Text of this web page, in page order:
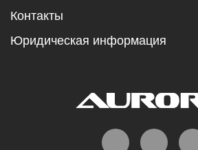
Контакты
Юридическая информация